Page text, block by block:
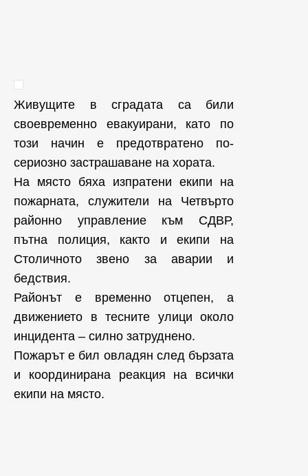
Живущите в сградата са били
своевременно евакуирани, като по
този начин е предотвратено по-
сериозно застрашаване на хората.
На място бяха изпратени екипи на
пожарната, служители на Четвърто
районно управление към СДВР,
пътна полиция, както и екипи на
Столичното звено за аварии и
бедствия.
Районът е временно отцепен, а
движението в тесните улици около
инцидента – силно затруднено.
Пожарът е бил овладян след бързата
и координирана реакция на всички
екипи на място.